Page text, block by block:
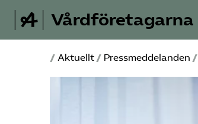
Vårdföretagarna
/ Aktuellt / Pressmeddelanden /